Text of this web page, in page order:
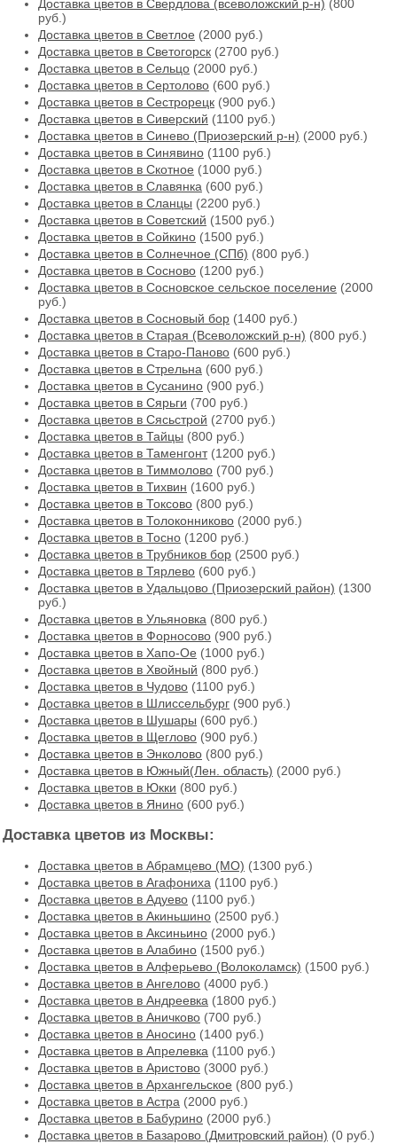
Доставка цветов в Свердлова (всеволожский р-н) (800
руб.)
Доставка цветов в Светлое (2000 руб.)
Доставка цветов в Светогорск (2700 руб.)
Доставка цветов в Сельцо (2000 руб.)
Доставка цветов в Сертолово (600 руб.)
Доставка цветов в Сестрорецк (900 руб.)
Доставка цветов в Сиверский (1100 руб.)
Доставка цветов в Синево (Приозерский р-н) (2000 руб.)
Доставка цветов в Синявино (1100 руб.)
Доставка цветов в Скотное (1000 руб.)
Доставка цветов в Славянка (600 руб.)
Доставка цветов в Сланцы (2200 руб.)
Доставка цветов в Советский (1500 руб.)
Доставка цветов в Сойкино (1500 руб.)
Доставка цветов в Солнечное (СПб) (800 руб.)
Доставка цветов в Сосново (1200 руб.)
Доставка цветов в Сосновское сельское поселение (2000
руб.)
Доставка цветов в Сосновый бор (1400 руб.)
Доставка цветов в Старая (Всеволожский р-н) (800 руб.)
Доставка цветов в Старо-Паново (600 руб.)
Доставка цветов в Стрельна (600 руб.)
Доставка цветов в Сусанино (900 руб.)
Доставка цветов в Сярьги (700 руб.)
Доставка цветов в Сясьстрой (2700 руб.)
Доставка цветов в Тайцы (800 руб.)
Доставка цветов в Таменгонт(1200 руб.)
Доставка цветов в Тиммолово (700 руб.)
Доставка цветов в Тихвин (1600 руб.)
Доставка цветов в Токсово (800 руб.)
Доставка цветов в Толоконниково (2000 руб.)
Доставка цветов в Тосно (1200 руб.)
Доставка цветов в Трубников бор (2500 руб.)
Доставка цветов в Тярлево (600 руб.)
Доставка цветов в Удальцово (Приозерский район) (1300
руб.)
Доставка цветов в Ульяновка (800 руб.)
Доставка цветов в Форносово (900 руб.)
Доставка цветов в Хапо-Ое (1000 руб.)
Доставка цветов в Хвойный (800 руб.)
Доставка цветов в Чудово (1100 руб.)
Доставка цветов в Шлиссельбург (900 руб.)
Доставка цветов в Шушары (600 руб.)
Доставка цветов в Щеглово (900 руб.)
Доставка цветов в Энколово (800 руб.)
Доставка цветов в Южный(Лен. область) (2000 руб.)
Доставка цветов в Юкки (800 руб.)
Доставка цветов в Янино (600 руб.)
Доставка цветов из Москвы:
Доставка цветов в Абрамцево (МО) (1300 руб.)
Доставка цветов в Агафониха (1100 руб.)
Доставка цветов в Адуево (1100 руб.)
Доставка цветов в Акиньшино (2500 руб.)
Доставка цветов в Аксиньино (2000 руб.)
Доставка цветов в Алабино (1500 руб.)
Доставка цветов в Алферьево (Волоколамск) (1500 руб.)
Доставка цветов в Ангелово (4000 руб.)
Доставка цветов в Андреевка (1800 руб.)
Доставка цветов в Аничково (700 руб.)
Доставка цветов в Аносино (1400 руб.)
Доставка цветов в Апрелевка (1100 руб.)
Доставка цветов в Аристово (3000 руб.)
Доставка цветов в Архангельское (800 руб.)
Доставка цветов в Астра (2000 руб.)
Доставка цветов в Бабурино (2000 руб.)
Доставка цветов в Базарово (Дмитровский район) (0 руб.)